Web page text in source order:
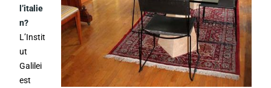
l’italie
n?
L’Instit
ut
Galilei
est